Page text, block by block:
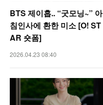
BTS 제이홉.. “굿모닝~” 아
침인사에 환한 미소 [O! ST
AR 숏폼]
2026.04.23 08:40